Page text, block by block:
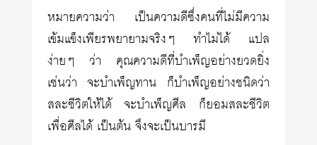
หมายความว่า เป็นความดีซึ่งคนที่ไม่มีความ
เข้มแข็งเพียรพยายามจริงๆ ทำไม่ได้ แปล
ง่ายๆ ว่า คุณความดีที่บำเพ็ญอย่างยวดยิ่ง
เช่นว่า จะบำเพ็ญทาน ก็บำเพ็ญอย่างชนิดว่า
สละชีวิตให้ได้ จะบำเพ็ญศีล ก็ยอมสละชีวิต
เพื่อศีลได้ เป็นต้น จึงจะเป็นบารมี